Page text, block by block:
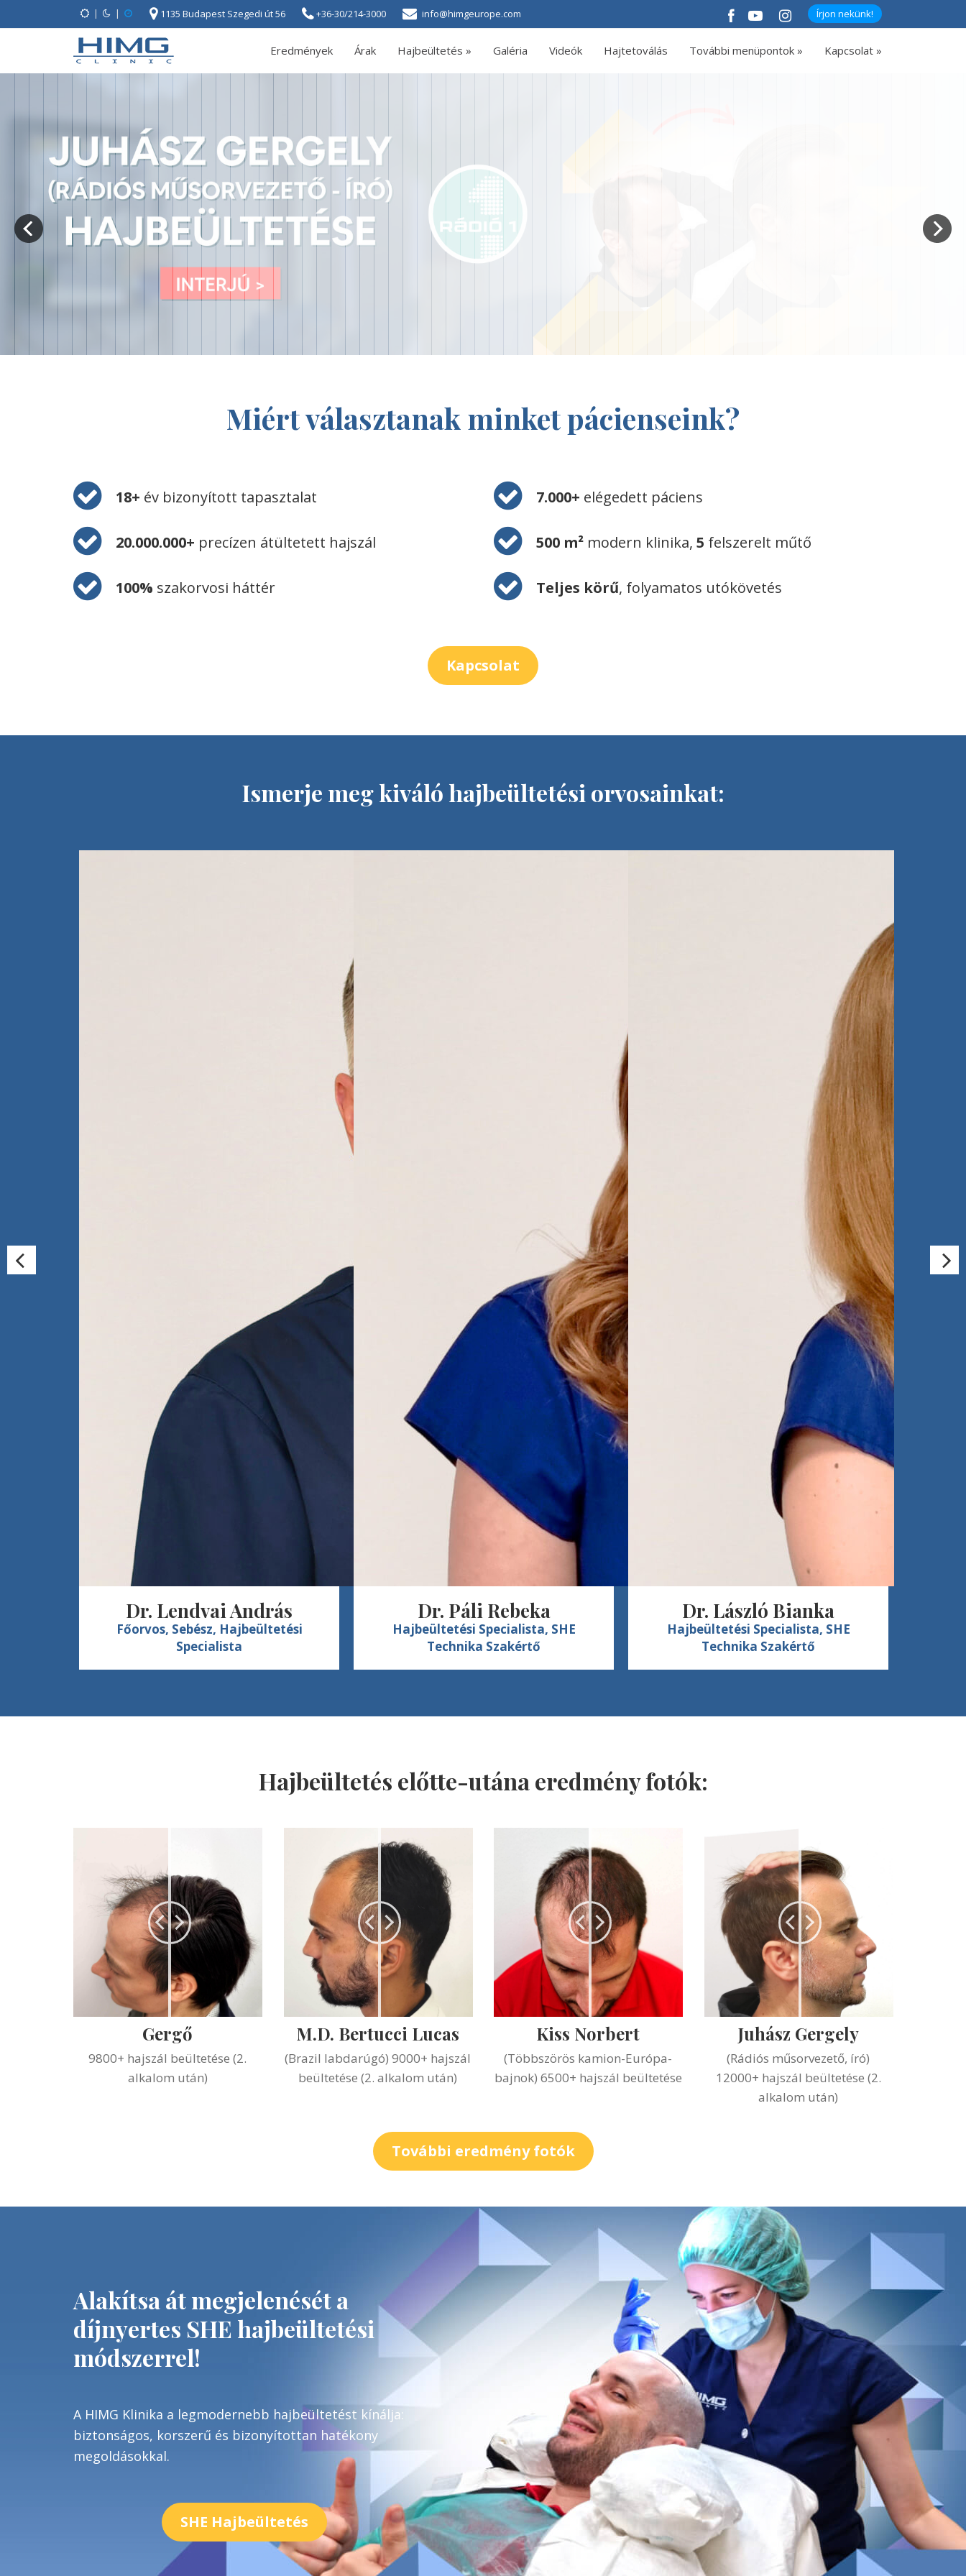
| | 1135 Budapest Szegedi út 56 +36-30/214-3000 info@himgeurope.com Írjon nekünk!
Eredmények Árak Hajbeültetés » Galéria Videók Hajtetoválás További menüpontok » Kapcsolat »
Miért választanak minket pácienseink?
18+ év bizonyított tapasztalat 7.000+ elégedett páciens
20.000.000+ precízen átültetett hajszál 500 m² modern klinika, 5 felszerelt műtő
100% szakorvosi háttér Teljes körű, folyamatos utókövetés
Kapcsolat
Ismerje meg kiváló hajbeültetési orvosainkat:
Dr. Lendvai András
Főorvos, Sebész, Hajbeültetési
Specialista
Dr. Páli Rebeka
Hajbeültetési Specialista, SHE
Technika Szakértő
Dr. László Bianka
Hajbeültetési Specialista, SHE
Technika Szakértő
Hajbeültetés előtte-utána eredmény fotók:
Gergő
9800+ hajszál beültetése (2.
alkalom után)
M.D. Bertucci Lucas
(Brazil labdarúgó) 9000+ hajszál
beültetése (2. alkalom után)
Kiss Norbert
(Többszörös kamion-Európa-
bajnok) 6500+ hajszál beültetése
Juhász Gergely
(Rádiós műsorvezető, író)
12000+ hajszál beültetése (2.
alkalom után)
További eredmény fotók
Alakítsa át megjelenését a
díjnyertes SHE hajbeültetési
módszerrel!
A HIMG Klinika a legmodernebb hajbeültetést kínálja:
biztonságos, korszerű és bizonyítottan hatékony
megoldásokkal.
SHE Hajbeültetés